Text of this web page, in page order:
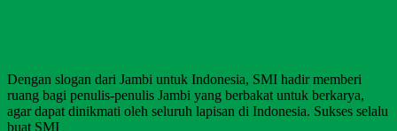
Dengan slogan dari Jambi untuk Indonesia, SMI hadir memberi
ruang bagi penulis-penulis Jambi yang berbakat untuk berkarya,
agar dapat dinikmati oleh seluruh lapisan di Indonesia. Sukses selalu
buat SMI